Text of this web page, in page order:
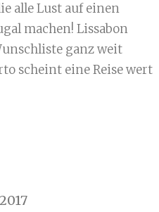
alle Lust auf einen
machen! Lissabon
ganz weit
scheint eine Reise wert